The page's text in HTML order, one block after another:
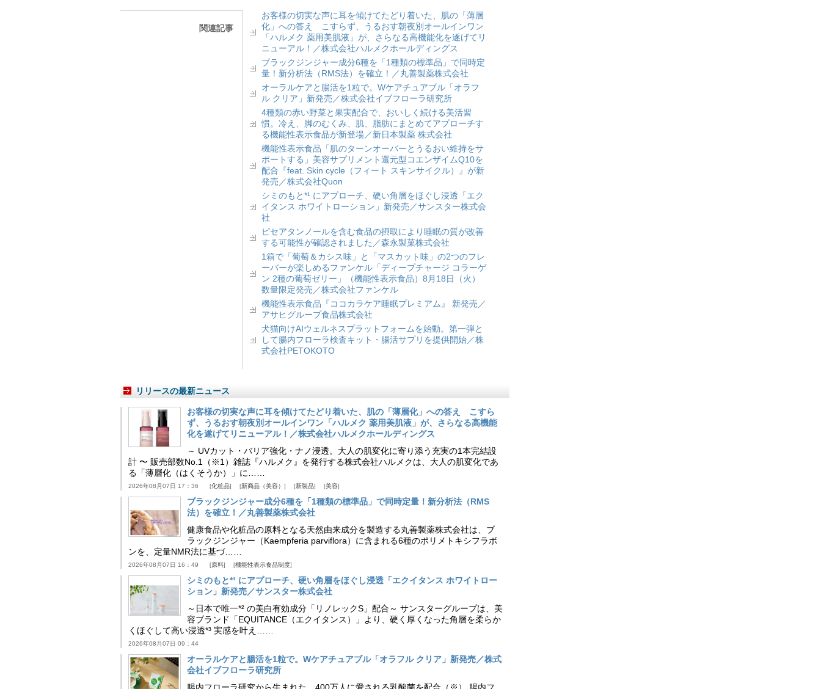
関連記事
お客様の切実な声に耳を傾けてたどり着いた、肌の「薄層
化」への答え こすらず、うるおす朝夜別オールインワン
「ハルメク 薬用美肌液」が、さらなる高機能化を遂げてリ
ニューアル！／株式会社ハルメクホールディングス
ブラックジンジャー成分6種を「1種類の標準品」で同時定
量！新分析法（RMS法）を確立！／丸善製薬株式会社
オーラルケアと腸活を1粒で。Wケアチュアブル「オラフ
ル クリア」新発売／株式会社イブフローラ研究所
4種類の赤い野菜と果実配合で、おいしく続ける美活習
慣。冷え、脚のむくみ、肌、脂肪にまとめてアプローチす
る機能性表示食品が新登場／新日本製薬 株式会社
機能性表示食品「肌のターンオーバーとうるおい維持をサ
ポートする」美容サプリメント還元型コエンザイムQ10を
配合『feat. Skin cycle（フィート スキンサイクル）』が新
発売／株式会社Quon
シミのもと*¹ にアプローチ、硬い角層をほぐし浸透「エク
イタンス ホワイトローション」新発売／サンスター株式会
社
ピセアタンノールを含む食品の摂取により睡眠の質が改善
する可能性が確認されました／森永製菓株式会社
1箱で「葡萄＆カシス味」と「マスカット味」の2つのフレ
ーバーが楽しめるファンケル「ディープチャージ コラーゲ
ン 2種の葡萄ゼリー」（機能性表示食品）8月18日（火）
数量限定発売／株式会社ファンケル
機能性表示食品『ココカラケア睡眠プレミアム』 新発売／
アサヒグループ食品株式会社
犬猫向けAIウェルネスプラットフォームを始動。第一弾と
して腸内フローラ検査キット・腸活サプリを提供開始／株
式会社PETOKOTO
リリースの最新ニュース
お客様の切実な声に耳を傾けてたどり着いた、肌の「薄層化」への答え こすら
ず、うるおす朝夜別オールインワン「ハルメク 薬用美肌液」が、さらなる高機能
化を遂げてリニューアル！／株式会社ハルメクホールディングス
～ UVカット・バリア強化・ナノ浸透。大人の肌変化に寄り添う充実の1本完結設
計 〜 販売部数No.1（※1）雑誌『ハルメク』を発行する株式会社ハルメクは、大人の肌変化であ
る「薄層化（はくそうか）」に……
2026年08月07日 17：36 化粧品 新商品（美容） 新製品 美容
ブラックジンジャー成分6種を「1種類の標準品」で同時定量！新分析法（RMS
法）を確立！／丸善製薬株式会社
健康食品や化粧品の原料となる天然由来成分を製造する丸善製薬株式会社は、ブ
ラックジンジャー（Kaempferia parviflora）に含まれる6種のポリメトキシフラボ
ンを、定量NMR法に基づ……
2026年08月07日 16：49 原料 機能性表示食品制度
シミのもと*¹ にアプローチ、硬い角層をほぐし浸透「エクイタンス ホワイトロー
ション」新発売／サンスター株式会社
～日本で唯一*² の美白有効成分「リノレックS」配合～ サンスターグループは、美
容ブランド「EQUITANCE（エクイタンス）」より、硬く厚くなった角層を柔らか
くほぐして高い浸透*³ 実感を叶え……
2026年08月07日 09：44
オーラルケアと腸活を1粒で。Wケアチュアブル「オラフル クリア」新発売／株式
会社イブフローラ研究所